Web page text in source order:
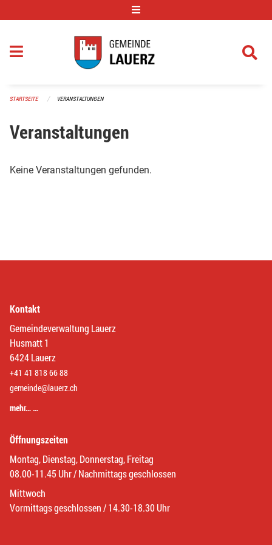
STARTSEITE VERANSTALTUNGEN
Veranstaltungen
Keine Veranstaltungen gefunden.
Kontakt
Gemeindeverwaltung Lauerz
Husmatt 1
6424 Lauerz
+41 41 818 66 88
gemeinde@lauerz.ch
mehr… …
Öffnungszeiten
Montag, Dienstag, Donnerstag, Freitag
08.00-11.45 Uhr / Nachmittags geschlossen
Mittwoch
Vormittags geschlossen / 14.30-18.30 Uhr